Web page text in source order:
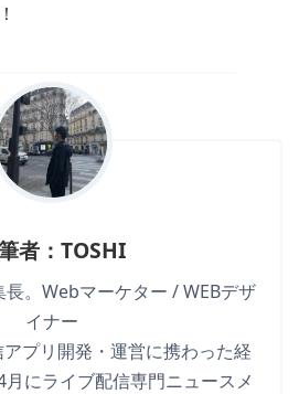
者：TOSHI
。Webマーケター / WEBデザ
イナー
プリ開発・運営に携わった経
にライブ配信専門ニュースメ